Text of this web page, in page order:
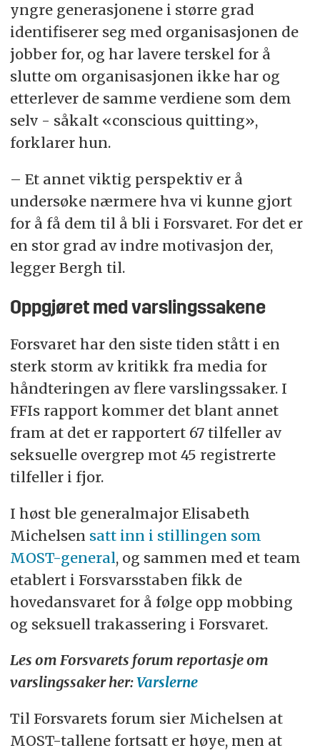
yngre generasjonene i større grad
identifiserer seg med organisasjonen de
jobber for, og har lavere terskel for å
slutte om organisasjonen ikke har og
etterlever de samme verdiene som dem
selv - såkalt «conscious quitting»,
forklarer hun.
– Et annet viktig perspektiv er å
undersøke nærmere hva vi kunne gjort
for å få dem til å bli i Forsvaret. For det er
en stor grad av indre motivasjon der,
legger Bergh til.
Oppgjøret med varslingssakene
Forsvaret har den siste tiden stått i en
sterk storm av kritikk fra media for
håndteringen av flere varslingssaker. I
FFIs rapport kommer det blant annet
fram at det er rapportert 67 tilfeller av
seksuelle overgrep mot 45 registrerte
tilfeller i fjor.
I høst ble generalmajor Elisabeth
Michelsen satt inn i stillingen som
MOST-general, og sammen med et team
etablert i Forsvarsstaben fikk de
hovedansvaret for å følge opp mobbing
og seksuell trakassering i Forsvaret.
Les om Forsvarets forum reportasje om
varslingssaker her:Varslerne
Til Forsvarets forum sier Michelsen at
MOST-tallene fortsatt er høye, men at